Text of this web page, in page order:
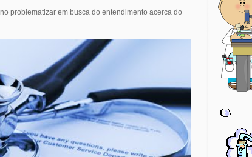
problematizar em busca do entendimento acerca do